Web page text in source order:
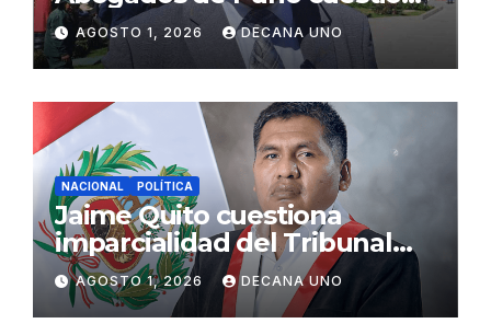
propuestas sobre seguridad
ciudadana
AGOSTO 1, 2026 DECANA UNO
NACIONAL POLÍTICA
Jaime Quito cuestiona
imparcialidad del Tribunal
Constitucional tras liberación
de Ollanta Humala
AGOSTO 1, 2026 DECANA UNO